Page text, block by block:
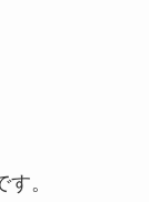
。